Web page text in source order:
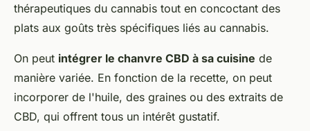
thérapeutiques du cannabis tout en concoctant des
plats aux goûts très spécifiques liés au cannabis.
On peut intégrer le chanvre CBD à sa cuisine de
manière variée. En fonction de la recette, on peut
incorporer de l'huile, des graines ou des extraits de
CBD, qui offrent tous un intérêt gustatif.